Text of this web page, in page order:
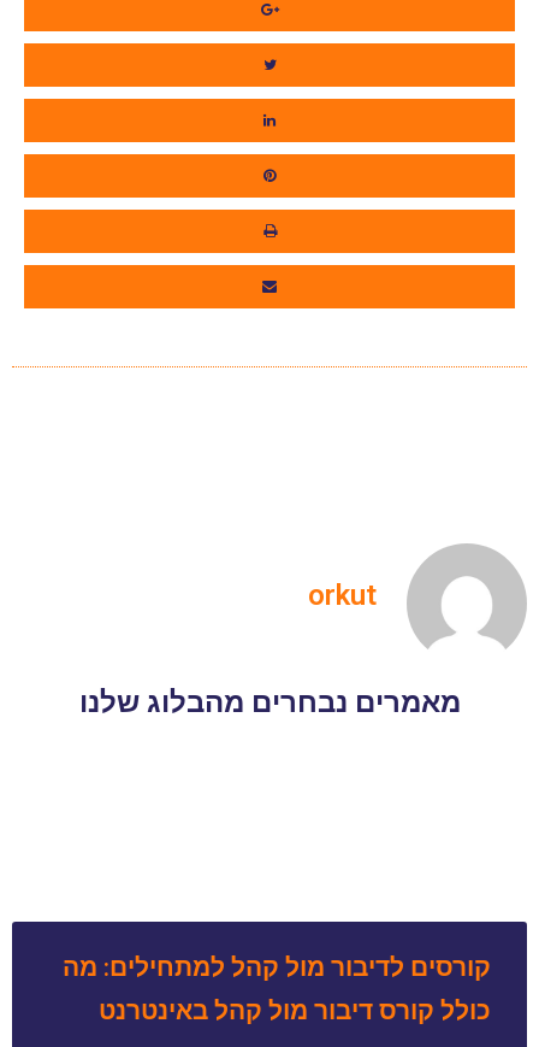
orkut
מאמרים נבחרים מהבלוג שלנו
קורסים לדיבור מול קהל למתחילים: מה
כולל קורס דיבור מול קהל באינטרנט